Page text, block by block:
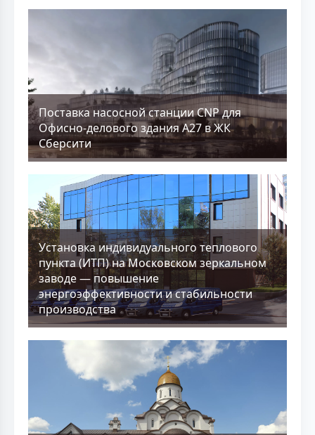
Поставка насосной станции CNP для
Офисно-делового здания А27 в ЖК
Сберсити
Установка индивидуального теплового
пункта (ИТП) на Московском зеркальном
заводе — повышение
энергоэффективности и стабильности
производства